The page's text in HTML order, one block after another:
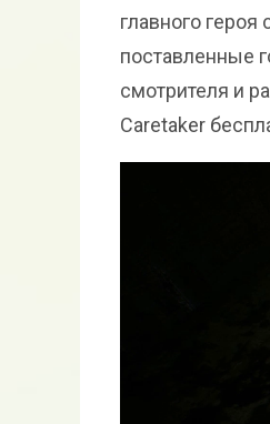
главного
поставленные
смотрителя и
Caretaker